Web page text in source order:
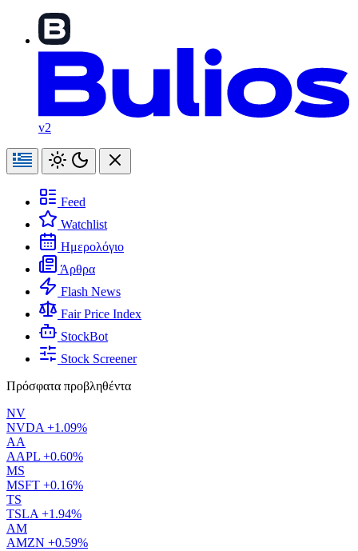
v2
Feed
Watchlist
Ημερολόγιο
Άρθρα
Flash News
Fair Price Index
StockBot
Stock Screener
Πρόσφατα προβληθέντα
NV
NVDA +1.09%
AA
AAPL +0.60%
MS
MSFT +0.16%
TS
TSLA +1.94%
AM
AMZN +0.59%